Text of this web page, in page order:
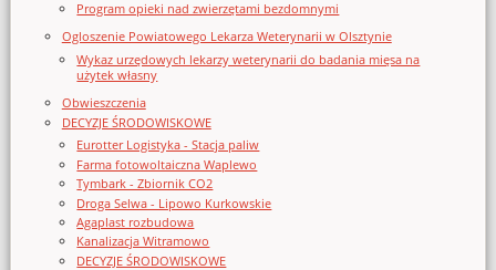
Program opieki nad zwierzętami bezdomnymi
Ogloszenie Powiatowego Lekarza Weterynarii w Olsztynie
Wykaz urzędowych lekarzy weterynarii do badania mięsa na
użytek własny
Obwieszczenia
DECYZJE ŚRODOWISKOWE
Eurotter Logistyka - Stacja paliw
Farma fotowoltaiczna Waplewo
Tymbark - Zbiornik CO2
Droga Selwa - Lipowo Kurkowskie
Agaplast rozbudowa
Kanalizacja Witramowo
DECYZJE ŚRODOWISKOWE